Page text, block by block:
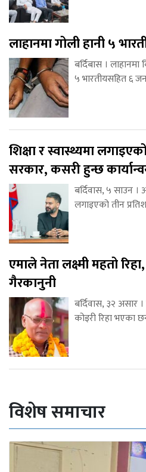
लाहानमा गोली हानी ५
बर्दिबास । लाहानमा
५ भारतीयसहित ६
शिक्षा र स्वास्थ्यमा
सरकार, कसरी हुन्छ
बर्दिवास, ५ साउन ।
लगाइएको तीन
एमाले नेता लक्ष्मी महतो
गैरकानुनी
बर्दिवास, ३२ असार
कोइरी रिहा भएका
विशेष समाचार